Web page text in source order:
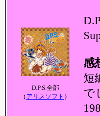
D.P.S.全部
（ アリスソフト ）
感
短
で